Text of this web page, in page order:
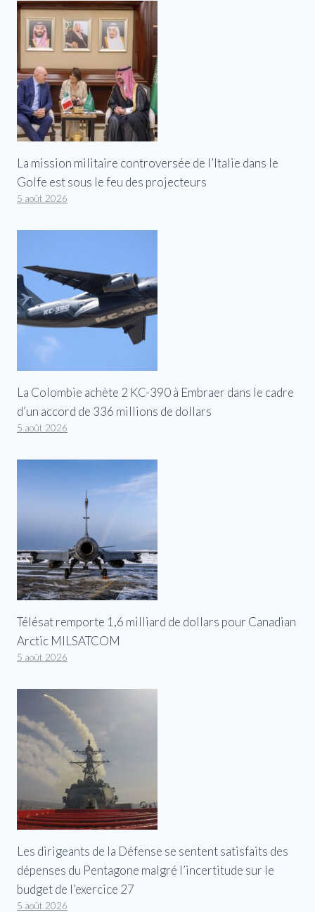
La mission militaire controversée de l’Italie dans le
Golfe est sous le feu des projecteurs
5 août 2026
La Colombie achète 2 KC-390 à Embraer dans le cadre
d’un accord de 336 millions de dollars
5 août 2026
Télésat remporte 1,6 milliard de dollars pour Canadian
Arctic MILSATCOM
5 août 2026
Les dirigeants de la Défense se sentent satisfaits des
dépenses du Pentagone malgré l’incertitude sur le
budget de l’exercice 27
5 août 2026